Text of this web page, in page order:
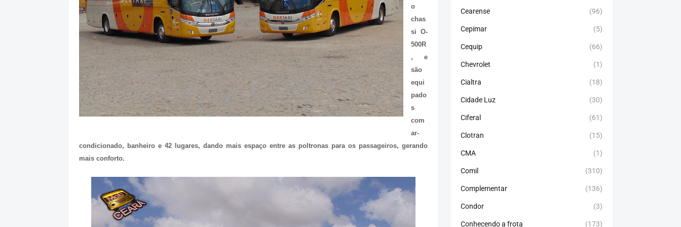
o
chas
si O-
500R
, e
são
equi
pado
s
com
ar-
condicionado, banheiro e 42 lugares, dando mais espaço entre as poltronas para os passageiros, gerando
mais conforto.
Cearense (96)
Cepimar (5)
Cequip (66)
Chevrolet (1)
Cialtra (18)
Cidade Luz (30)
Ciferal (61)
Clotran (15)
CMA (1)
Comil (310)
Complementar (136)
Condor (3)
Conhecendo a frota (173)